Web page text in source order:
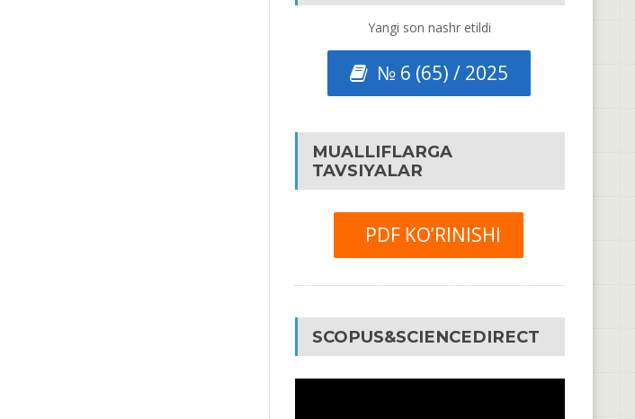
Yangi son nashr etildi
№ 6 (65) / 2025
MUALLIFLARGA
TAVSIYALAR
PDF KO’RINISHI
SCOPUS&SCIENCEDIRECT